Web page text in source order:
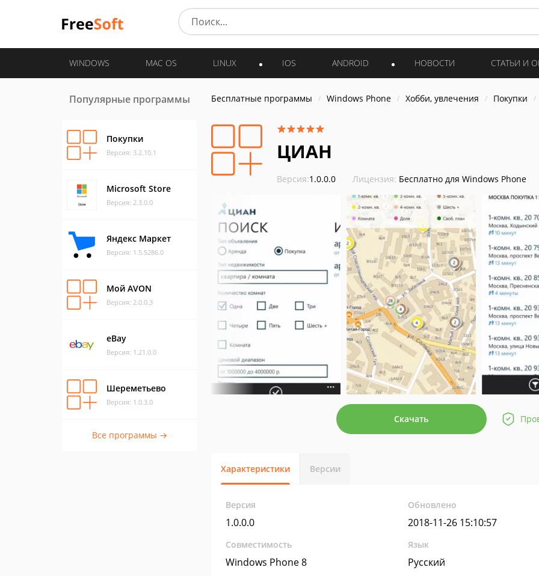
WINDOWS MAC OS LINUX IOS ANDROID НОВОСТИ СТАТЬИ И
Популярные программы
Покупки
Версия: 3.2.10.1
Microsoft Store
Версия: 2.3.0.0
Яндекс Маркет
Версия: 1.5.5286.0
Мой AVON
Версия: 2.0.0.3
eBay
Версия: 1.21.0.0
Шереметьево
Версия: 1.0.3.0
Все программы →
Бесплатные программы Windows Phone Хобби, увлечения Покупки
ЦИАН
Версия:1.0.0.0 Лицензия: Бесплатно для Windows Phone
Скачать
Характеристики Версии
Версия
1.0.0.0
Обновлено
2018-11-26 15:10:57
Совместимость
Windows Phone 8
Язык
Русский